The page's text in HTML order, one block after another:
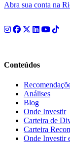
Abra sua conta na
Conteúdos
Análises
Blog
Onde Investir
Carteira de
Carteira
Onde Investir